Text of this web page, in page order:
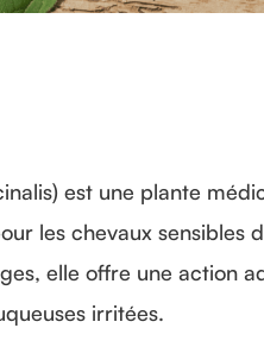
est une plante
les chevaux sensibles
elle offre une action
irritées.